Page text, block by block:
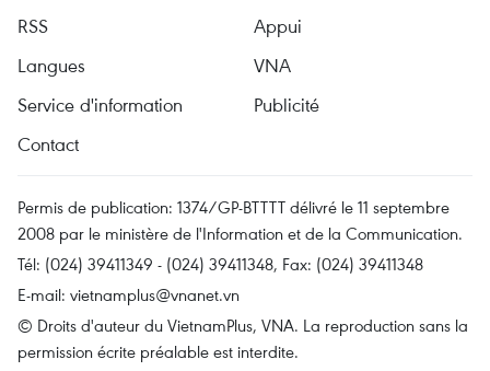
RSS
Appui
Langues
VNA
Service d'information
Publicité
Contact
Permis de publication: 1374/GP-BTTTT délivré le 11 septembre
2008 par le ministère de l'Information et de la Communication.
Tél: (024) 39411349 - (024) 39411348, Fax: (024) 39411348
E-mail: vietnamplus@vnanet.vn
© Droits d'auteur du VietnamPlus, VNA. La reproduction sans la
permission écrite préalable est interdite.